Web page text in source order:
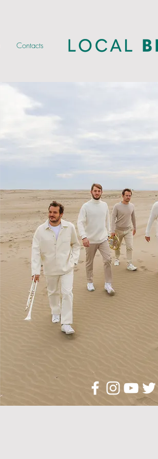
Contacts